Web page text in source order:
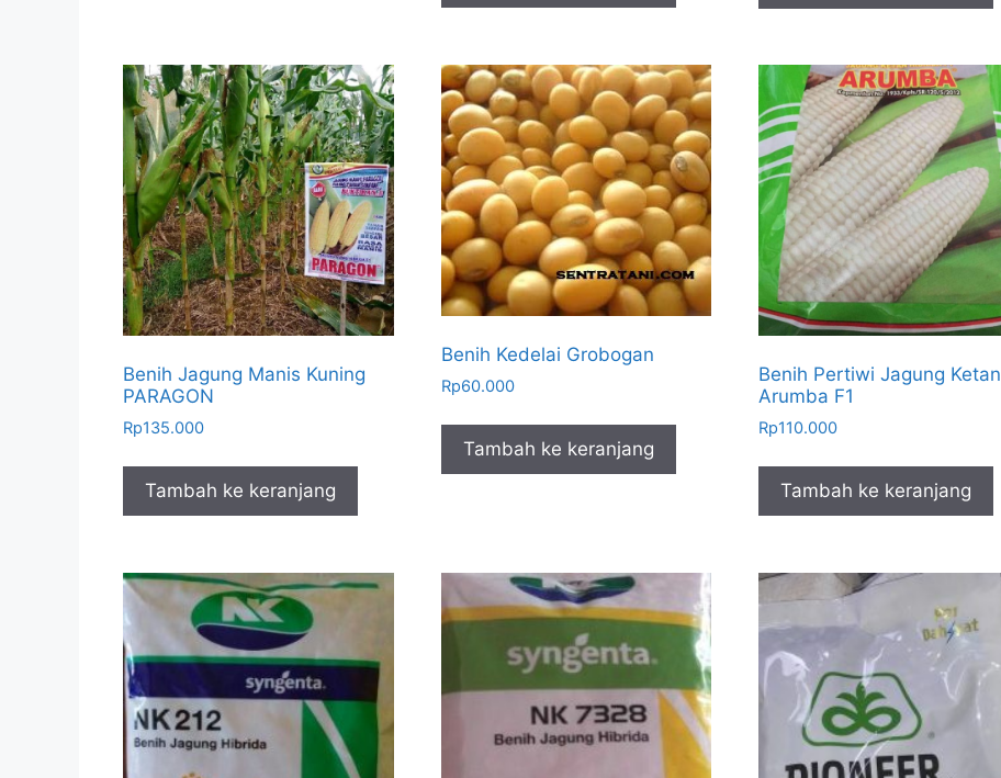
Benih Jagung Manis Kuning
PARAGON
Rp135.000
Tambah ke keranjang
Benih Kedelai Grobogan
Rp60.000
Tambah ke keranjang
Benih Pertiwi Jagung Ketan
Arumba F1
Rp110.000
Tambah ke keranjang